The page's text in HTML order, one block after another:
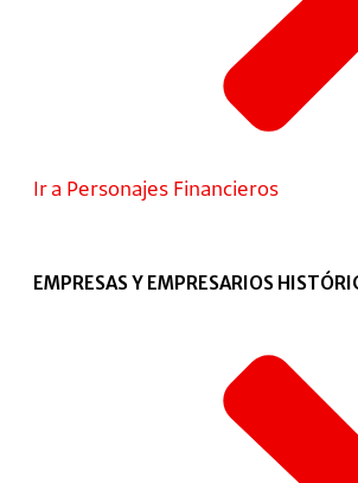
Ir a Personajes Financieros
EMPRESAS Y EMPRESARIOS